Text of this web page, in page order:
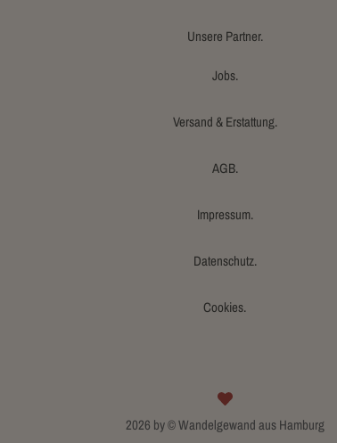
Unsere Partner.
Jobs.
Versand & Erstattung.
AGB.
Impressum.
Datenschutz.
Cookies.
2026 by © Wandelgewand aus Hamburg